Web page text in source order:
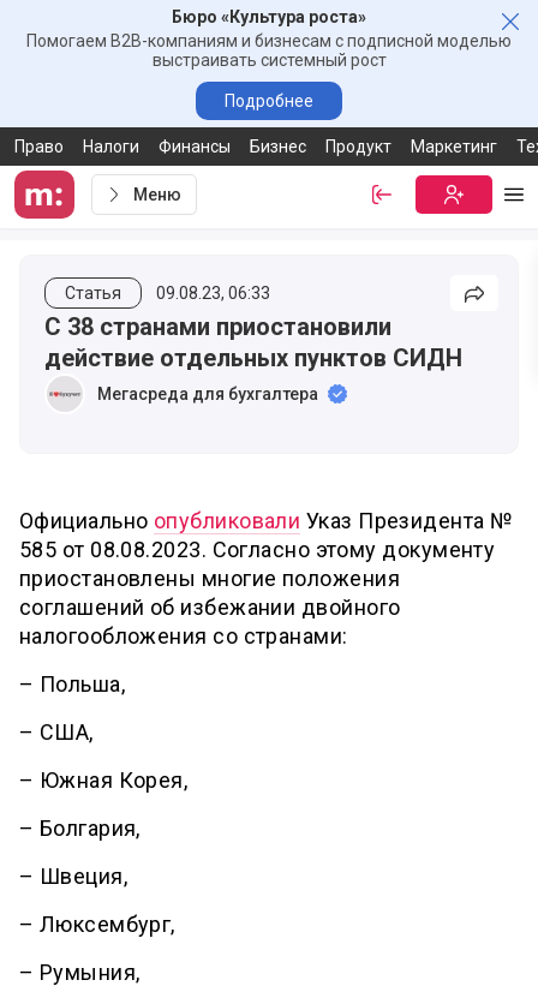
Бюро «Культура роста»
Помогаем B2B-компаниям и бизнесам с подписной моделью
выстраивать системный рост
Подробнее
Право Налоги Финансы Бизнес Продукт Маркетинг
Меню Войти
Статья 09.08.23, 06:33
С 38 странами приостановили
действие отдельных пунктов СИДН
Мегасреда для бухгалтера
Официально опубликовали Указ Президента №
585 от 08.08.2023. Согласно этому документу
приостановлены многие положения
соглашений об избежании двойного
налогообложения со странами:
– Польша,
– США,
– Южная Корея,
– Болгария,
– Швеция,
– Люксембург,
– Румыния,